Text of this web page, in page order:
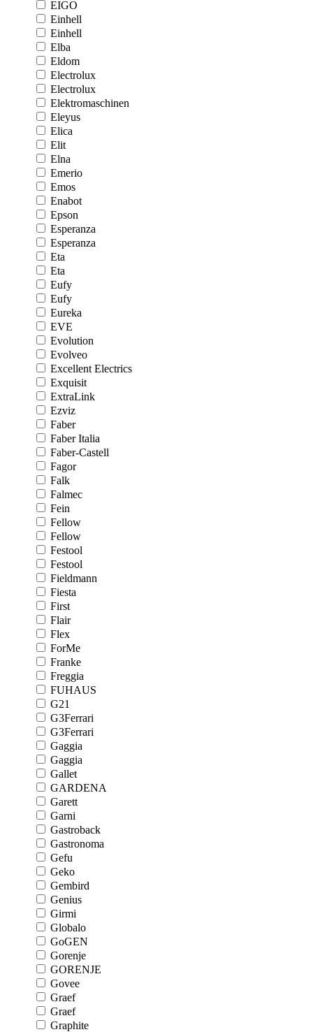
EIGO
Einhell
Einhell
Elba
Eldom
Electrolux
Electrolux
Elektromaschinen
Eleyus
Elica
Elit
Elna
Emerio
Emos
Enabot
Epson
Esperanza
Esperanza
Eta
Eta
Eufy
Eufy
Eureka
EVE
Evolution
Evolveo
Excellent Electrics
Exquisit
ExtraLink
Ezviz
Faber
Faber Italia
Faber-Castell
Fagor
Falk
Falmec
Fein
Fellow
Fellow
Festool
Festool
Fieldmann
Fiesta
First
Flair
Flex
ForMe
Franke
Freggia
FUHAUS
G21
G3Ferrari
G3Ferrari
Gaggia
Gaggia
Gallet
GARDENA
Garett
Garni
Gastroback
Gastronoma
Gefu
Geko
Gembird
Genius
Girmi
Globalo
GoGEN
Gorenje
GORENJE
Govee
Graef
Graef
Graphite